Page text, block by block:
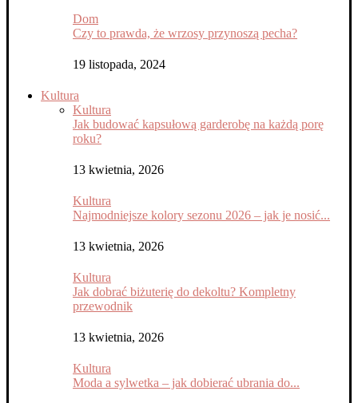
Dom
Czy to prawda, że wrzosy przynoszą pecha?
19 listopada, 2024
Kultura
Kultura
Jak budować kapsułową garderobę na każdą porę
roku?
13 kwietnia, 2026
Kultura
Najmodniejsze kolory sezonu 2026 – jak je nosić...
13 kwietnia, 2026
Kultura
Jak dobrać biżuterię do dekoltu? Kompletny
przewodnik
13 kwietnia, 2026
Kultura
Moda a sylwetka – jak dobierać ubrania do...